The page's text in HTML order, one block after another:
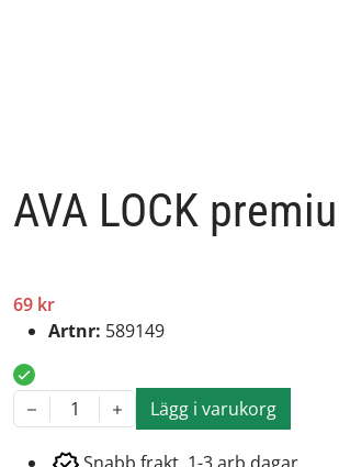
AVA LOCK
69 kr
Artnr: 589149
1 Lägg i varukorg